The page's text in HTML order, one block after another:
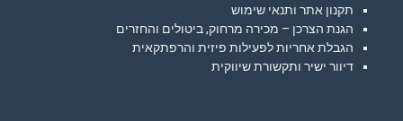
תקנון אתר ותנאי שימוש
הגנת הצרכן – מכירה מרחוק, ביטולים והחזרים
הגבלת אחריות לפעילות פיזית והרפתקאית
דיוור ישיר ותקשורת שיווקית